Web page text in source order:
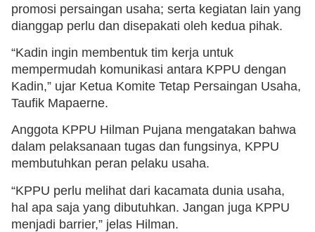
promosi persaingan usaha; serta kegiatan lain yang
dianggap perlu dan disepakati oleh kedua pihak.
“Kadin ingin membentuk tim kerja untuk
mempermudah komunikasi antara KPPU dengan
Kadin,” ujar Ketua Komite Tetap Persaingan Usaha,
Taufik Mapaerne.
Anggota KPPU Hilman Pujana mengatakan bahwa
dalam pelaksanaan tugas dan fungsinya, KPPU
membutuhkan peran pelaku usaha.
“KPPU perlu melihat dari kacamata dunia usaha,
hal apa saja yang dibutuhkan. Jangan juga KPPU
menjadi barrier,” jelas Hilman.